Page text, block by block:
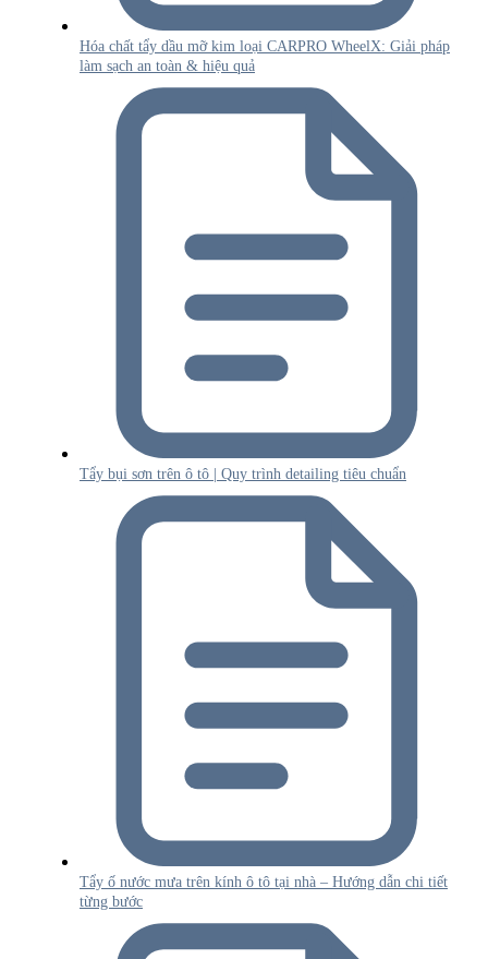
Hóa chất tẩy dầu mỡ kim loại CARPRO WheelX: Giải pháp
làm sạch an toàn & hiệu quả
Tẩy bụi sơn trên ô tô | Quy trình detailing tiêu chuẩn
Tẩy ố nước mưa trên kính ô tô tại nhà – Hướng dẫn chi tiết
từng bước